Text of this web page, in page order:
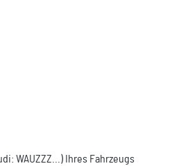
WAUZZZ...) Ihres Fahrzeugs